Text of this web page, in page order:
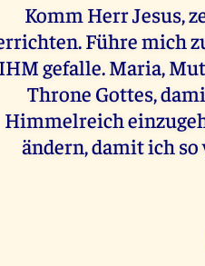
Komm Herr Jesus,
Führe mich
IHM gefalle. Maria,
Throne Gottes,
Himmelreich
ändern, damit ich